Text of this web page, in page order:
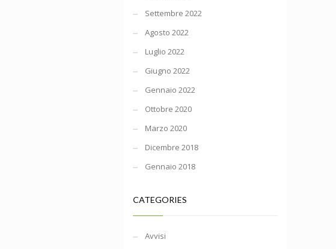
Settembre 2022
Agosto 2022
Luglio 2022
Giugno 2022
Gennaio 2022
Ottobre 2020
Marzo 2020
Dicembre 2018
Gennaio 2018
CATEGORIES
Avvisi